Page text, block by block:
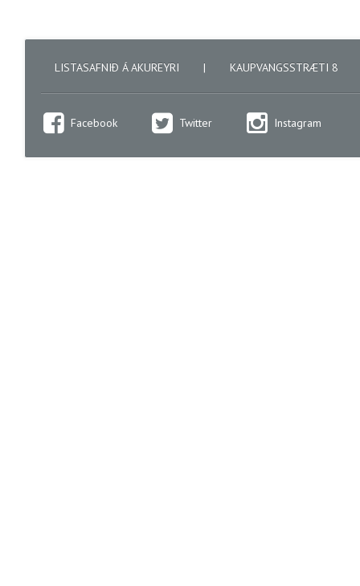
LISTASAFNIÐ Á AKUREYRI | KAUPVANGSSTRÆTI 8
Facebook Twitter Instagram